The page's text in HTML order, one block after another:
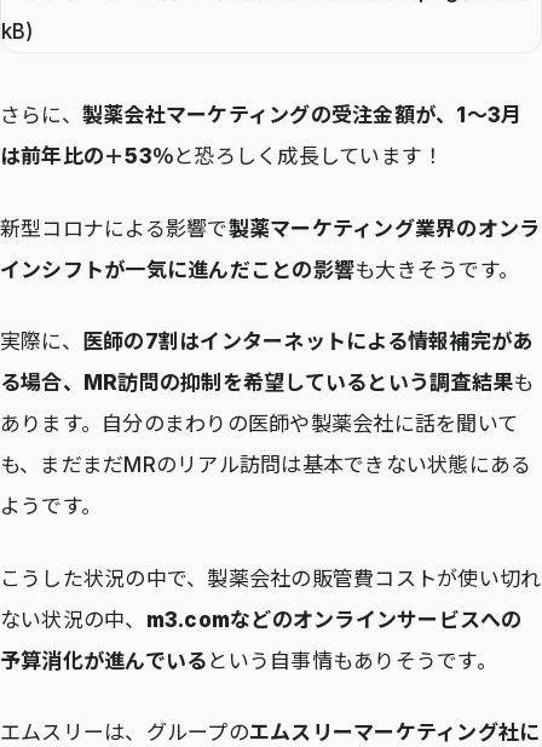
さらに、 製薬会社マーケティングの受注金額が、1〜3月
は前年比の＋53％と恐ろしく成長しています！
新型コロナによる影響で製薬マーケティング業界のオンラ
インシフトが一気に進んだことの影響も大きそうです。
実際に、
医師の7割はインターネットによる情報補完があ
る場合、MR訪問の抑制を希望しているという調査結果も
あります。自分のまわりの医師や製薬会社に話を聞いて
も、まだまだMRのリアル訪問は基本できない状態にある
ようです。
こうした状況の中で、製薬会社の販管費コストが使い切れ
ない状況の中、 m3.comなどのオンラインサービスへの
予算消化が進んでいる という自事情もありそうです。
エムスリーは、グループのエムスリーマーケティング社に